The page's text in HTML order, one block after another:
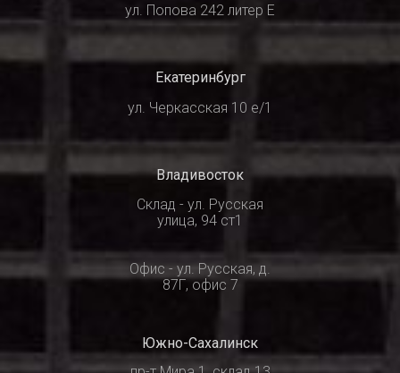
Екатеринбург
ул. Черкасская 10 е/1
Владивосток
Склад - ул. Русская
улица, 94 ст1
Офис - ул. Русская, д.
87Г, офис 7
ул. Попова 242 литер Е
Южно-Сахалинск